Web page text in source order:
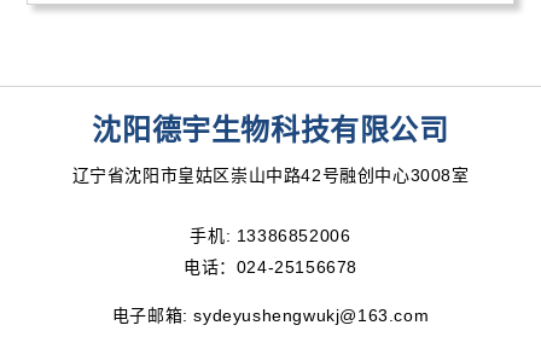
沈阳德宇生物科技有限公司
辽宁省沈阳市皇姑区崇山中路42号融创中心3008室
手机: 13386852006
电话：024-25156678
电子邮箱:sydeyushengwukj@163.com